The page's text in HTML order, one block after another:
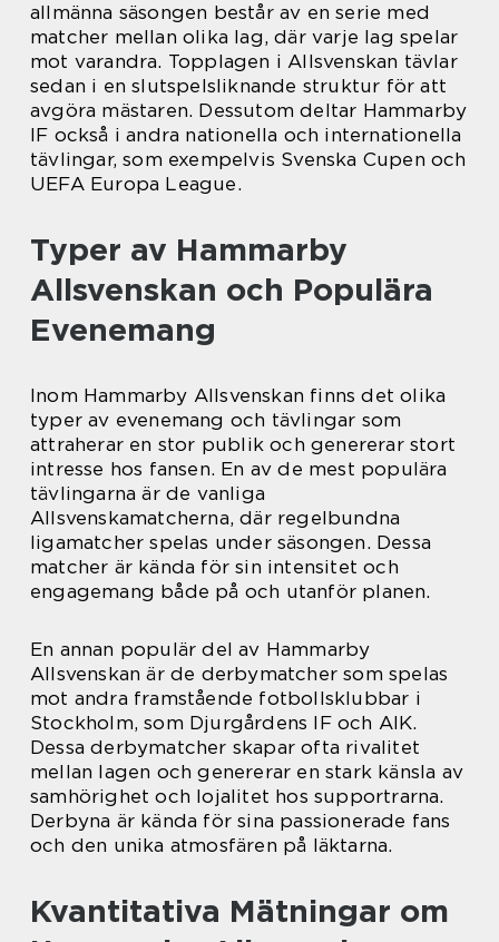
allmänna säsongen består av en serie med
matcher mellan olika lag, där varje lag spelar
mot varandra. Topplagen i Allsvenskan tävlar
sedan i en slutspelsliknande struktur för att
avgöra mästaren. Dessutom deltar Hammarby
IF också i andra nationella och internationella
tävlingar, som exempelvis Svenska Cupen och
UEFA Europa League.
Typer av Hammarby
Allsvenskan och Populära
Evenemang
Inom Hammarby Allsvenskan finns det olika
typer av evenemang och tävlingar som
attraherar en stor publik och genererar stort
intresse hos fansen. En av de mest populära
tävlingarna är de vanliga
Allsvenskamatcherna, där regelbundna
ligamatcher spelas under säsongen. Dessa
matcher är kända för sin intensitet och
engagemang både på och utanför planen.
En annan populär del av Hammarby
Allsvenskan är de derbymatcher som spelas
mot andra framstående fotbollsklubbar i
Stockholm, som Djurgårdens IF och AIK.
Dessa derbymatcher skapar ofta rivalitet
mellan lagen och genererar en stark känsla av
samhörighet och lojalitet hos supportrarna.
Derbyna är kända för sina passionerade fans
och den unika atmosfären på läktarna.
Kvantitativa Mätningar om